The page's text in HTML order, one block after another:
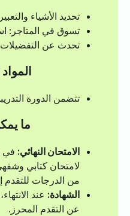
تحديد الأشياء
تسوق في المتاجر:
تحدث عن
تتضمن الدورة
ما
الامتحان النهائي: في
من الدرجات للتقدم
الشهادة: عند
عن التقدم المحرز.